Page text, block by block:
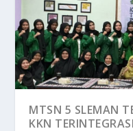
MTSN 5 SLEMAN
DISIPLIN,
MTSN 5 SLEMAN
KKN